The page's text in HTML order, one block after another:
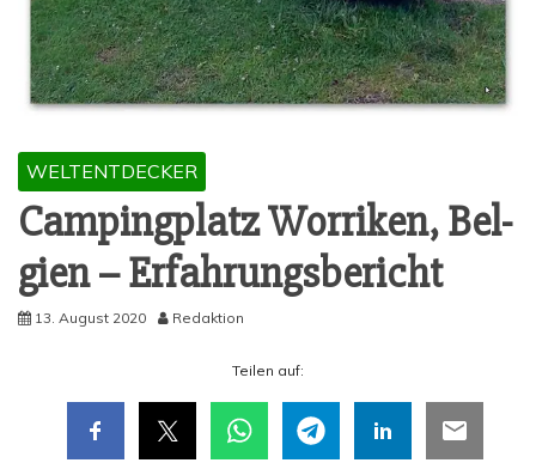
WELTENTDECKER
Cam­ping­platz Worri­ken, Bel­
gi­en – Erfahrungsbericht
13. August 2020 Redaktion
Tei­len auf: